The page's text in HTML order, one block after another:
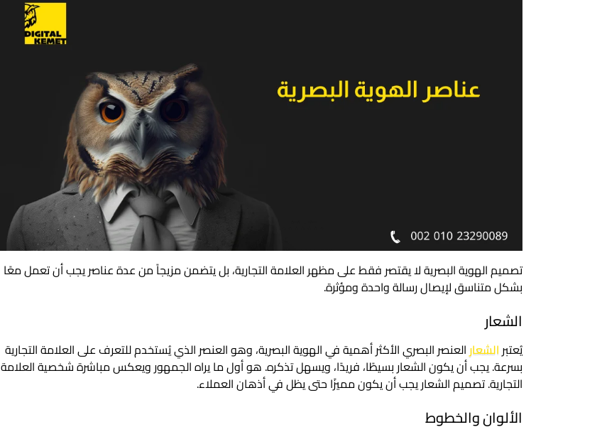
تصميم الهوية البصرية لا يقتصر فقط على مظهر العلامة التجارية، بل يتضمن مزيجاً من عدة عناصر يجب أن تعمل معًا
بشكل متناسق لإيصال رسالة واحدة ومؤثرة.
الشعار
يُعتبر الشعار العنصر البصري الأكثر أهمية في الهوية البصرية، وهو العنصر الذي يُستخدم للتعرف على العلامة التجارية
بسرعة. يجب أن يكون الشعار بسيطًا، فريدًا، ويسهل تذكره. هو أول ما يراه الجمهور ويعكس مباشرة شخصية العلامة
التجارية. تصميم الشعار يجب أن يكون مميزًا حتى يظل في أذهان العملاء.
الألوان والخطوط